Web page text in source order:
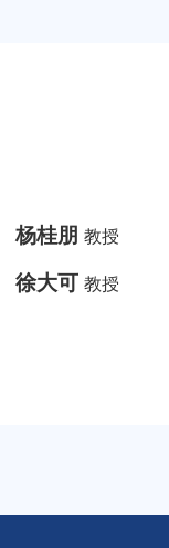
杨桂朋 教授
徐大可 教授